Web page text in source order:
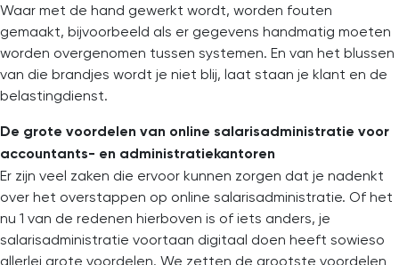
Waar met de hand gewerkt wordt, worden fouten
gemaakt, bijvoorbeeld als er gegevens handmatig moeten
worden overgenomen tussen systemen. En van het blussen
van die brandjes wordt je niet blij, laat staan je klant en de
belastingdienst.
De grote voordelen van online salarisadministratie voor
accountants- en administratiekantoren
Er zijn veel zaken die ervoor kunnen zorgen dat je nadenkt
over het overstappen op online salarisadministratie. Of het
nu 1 van de redenen hierboven is of iets anders, je
salarisadministratie voortaan digitaal doen heeft sowieso
allerlei grote voordelen. We zetten de grootste voordelen